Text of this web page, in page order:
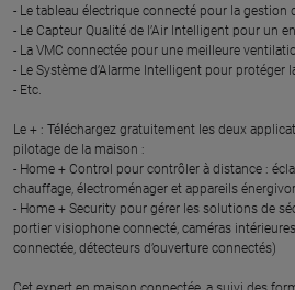
- Le tableau électrique connecté pour la gestion
- Le Capteur Qualité de l’Air Intelligent pour un
- La VMC connectée pour une meilleure
- Le Système d’Alarme Intelligent pour protéger
- Etc.
Le + : Téléchargez gratuitement les deux
pilotage de la maison :
- Home + Control pour contrôler à distance :
chauffage, électroménager et appareils
- Home + Security pour gérer les solutions de
portier visiophone connecté, caméras
connectée, détecteurs d’ouverture connectés)